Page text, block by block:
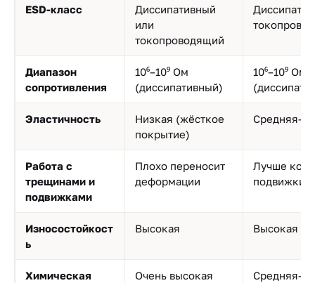
ESD-класс
Диссипативный
или
токопроводящий
Диапазон
сопротивления
10⁶–10⁹ Ом
(диссипативный)
10⁶–10⁹ Ом
Эластичность
Низкая (жёсткое
покрытие)
Работа с
трещинами и
подвижками
Плохо переносит
деформации
Лучше
подвижки
Износостойкост
ь
Высокая Высокая
Химическая
Очень высокая